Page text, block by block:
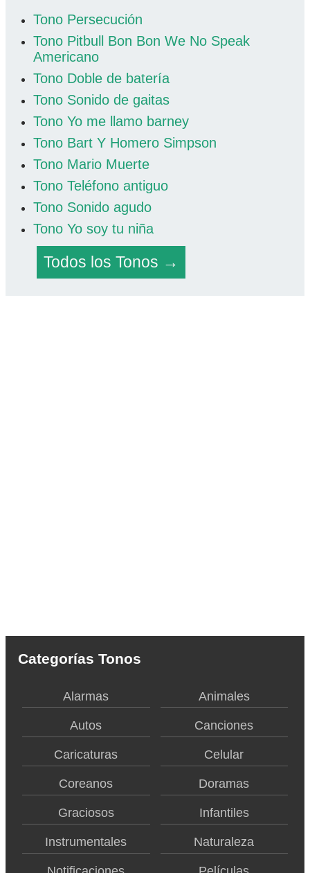
Tono Persecución
Tono Pitbull Bon Bon We No Speak
Americano
Tono Doble de batería
Tono Sonido de gaitas
Tono Yo me llamo barney
Tono Bart Y Homero Simpson
Tono Mario Muerte
Tono Teléfono antiguo
Tono Sonido agudo
Tono Yo soy tu niña
Todos los Tonos →
Categorías Tonos
Alarmas Animales
Autos Canciones
Caricaturas Celular
Coreanos Doramas
Graciosos Infantiles
Instrumentales Naturaleza